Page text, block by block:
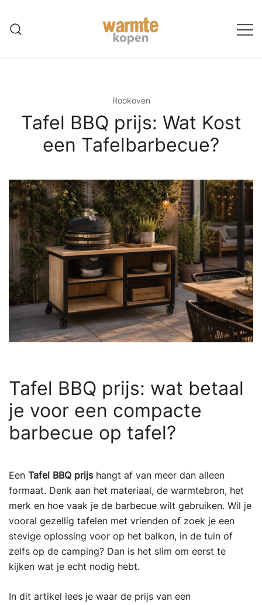
naar
Rookoven
Tafel BBQ prijs: Wat Kost
een Tafelbarbecue?
Tafel BBQ prijs: wat betaal
je voor een compacte
barbecue op tafel?
Een Tafel BBQ prijshangt af van meer dan alleen
formaat. Denk aan het materiaal, de warmtebron, het
merk en hoe vaak je de barbecue wilt gebruiken. Wil je
vooral gezellig tafelen met vrienden of zoek je een
stevige oplossing voor op het balkon, in de tuin of
zelfs op de camping? Dan is het slim om eerst te
kijken wat je echt nodig hebt.
In dit artikel lees je waar de prijs van een